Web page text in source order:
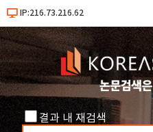
IP:216.73.216.62
결과 내 재검색